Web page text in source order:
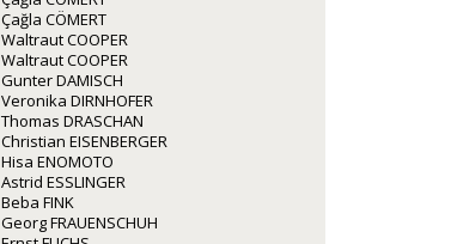
Çağla CÖMERT
Waltraut COOPER
Waltraut COOPER
Gunter DAMISCH
Veronika DIRNHOFER
Thomas DRASCHAN
Christian EISENBERGER
Hisa ENOMOTO
Astrid ESSLINGER
Beba FINK
Georg FRAUENSCHUH